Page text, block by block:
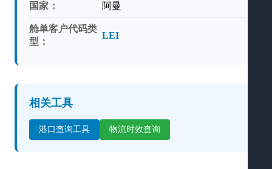
国家： 阿曼
舱单客户代码类
型：
LEI
相关工具
港口查询工具 物流时效查询